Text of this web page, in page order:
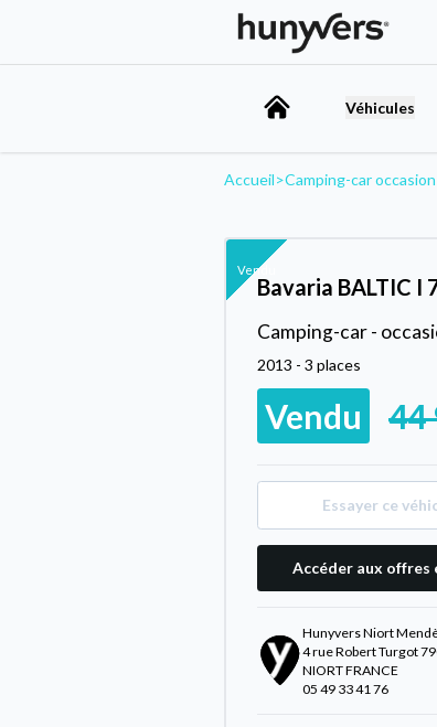
Véhicules
Accueil>Camping-car occasion
Vendu
Bavaria BALTIC I
Camping-car -
2013 - 3 places
Vendu 44
Essayer ce
Accéder aux offres
Hunyvers Niort
4 rue Robert Turgot
NIORT FRANCE
05 49 33 41 76